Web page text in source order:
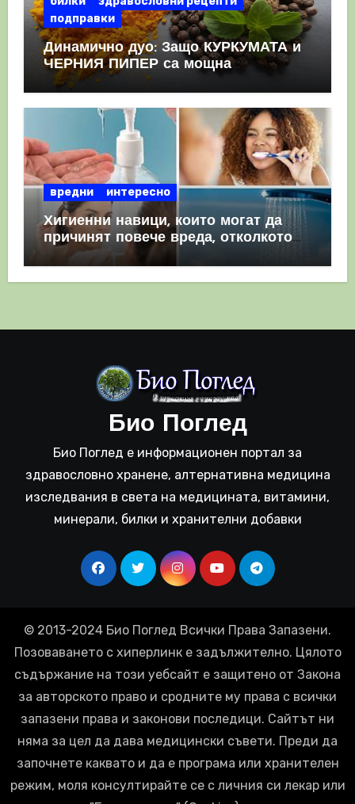
подправки
Динамично дуо: Защо КУРКУМАТА и
ЧЕРНИЯ ПИПЕР са мощна
комбинация
вредни интересно
Хигиенни навици, които могат да
причинят повече вреда, отколкото
полза
Био Поглед
Био Поглед е информационен портал за
здравословно хранене, алтернативна медицина
изследвания в света на медицината, витамини,
минерали, билки и хранителни добавки
© 2013-2024 Био Поглед Всички Права Запазени.
Позоваването с хиперлинк е задължително. Цялото
съдържание на този уебсайт е защитено от Закона
за авторското право и сродните му права с всички
запазени права и законови последици. Сайтът ни
няма за цел да дава медицински съвети. Преди да
започнете каквато и да е програма или хранителен
режим, моля консултирайте се с личния си лекар или